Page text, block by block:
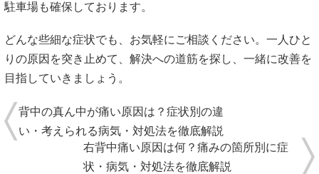
駐車場も確保しております。
どんな些細な症状でも、お気軽にご相談ください。一人ひと
りの原因を突き止めて、解決への道筋を探し、一緒に改善を
目指していきましょう。
背中の真ん中が痛い原因は？症状別の違
い・考えられる病気・対処法を徹底解説
右背中痛い原因は何？痛みの箇所別に症
状・病気・対処法を徹底解説